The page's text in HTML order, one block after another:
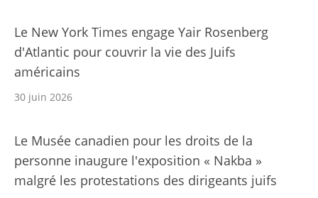
Le New York Times engage Yair Rosenberg
d'Atlantic pour couvrir la vie des Juifs
américains
30 juin 2026
Le Musée canadien pour les droits de la
personne inaugure l'exposition « Nakba »
malgré les protestations des dirigeants juifs